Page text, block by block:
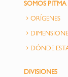
SOMOS PITMA
ORÍGENES
DÓNDE
DIVISIONES